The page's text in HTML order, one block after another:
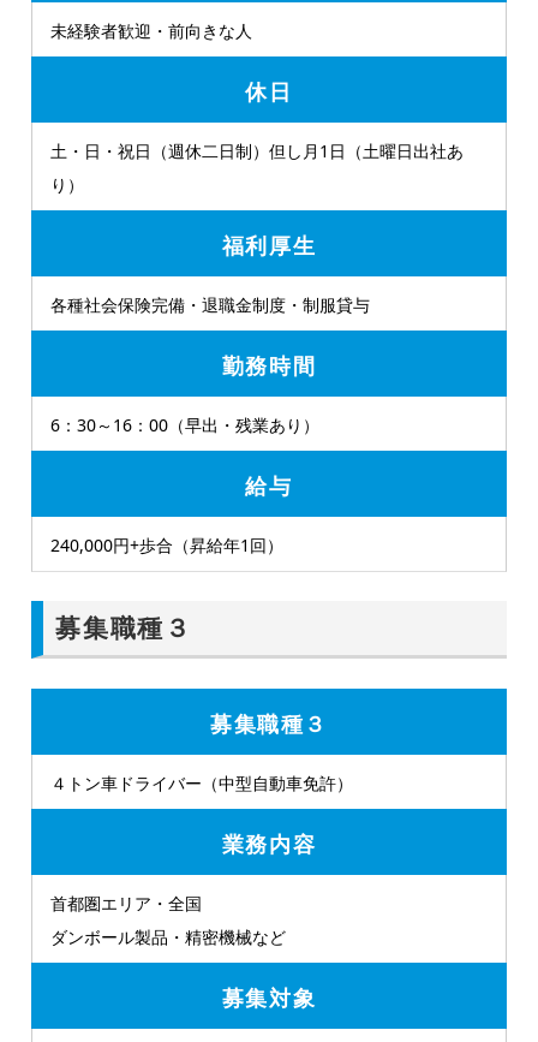
未経験者歓迎・前向きな人
休日
土・日・祝日（週休二日制）但し月1日（土曜日出社あ
り）
福利厚生
各種社会保険完備・退職金制度・制服貸与
勤務時間
6：30～16：00（早出・残業あり）
給与
240,000円+歩合（昇給年1回）
募集職種３
募集職種３
４トン車ドライバー（中型自動車免許）
業務内容
首都圏エリア・全国
ダンボール製品・精密機械など
募集対象